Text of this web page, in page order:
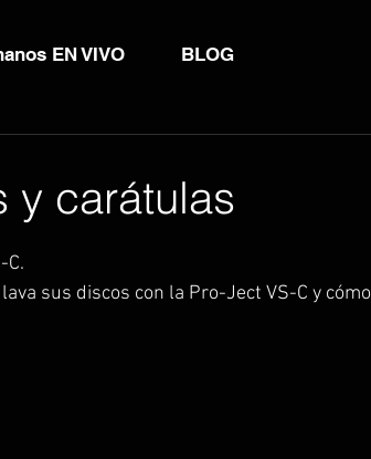
EN VIVO BLOG
y carátulas
C.
sus discos con la Pro-Ject VS-C y cómo